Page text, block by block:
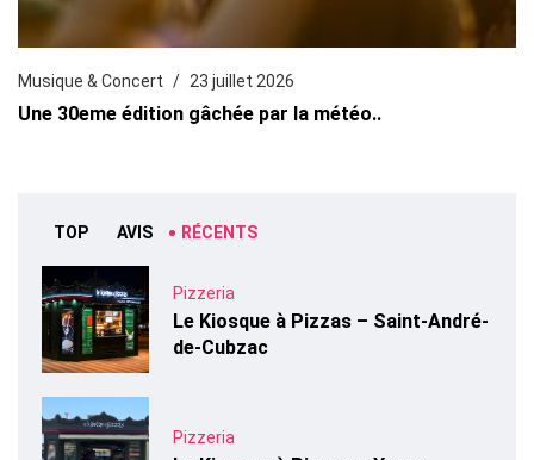
Musique & Concert 23 juillet 2026
Une 30eme édition gâchée par la météo..
TOP AVIS RÉCENTS
Pizzeria
Le Kiosque à Pizzas – Saint-André-
de-Cubzac
Pizzeria